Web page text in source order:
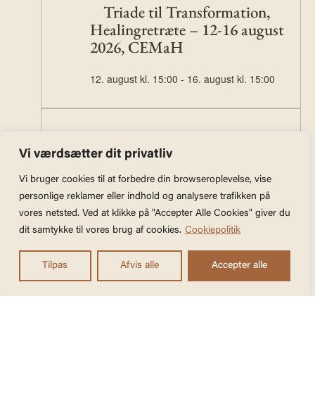
Vi værdsætter dit privatliv
Vi bruger cookies til at forbedre din browseroplevelse, vise
personlige reklamer eller indhold og analysere trafikken på
vores netsted. Ved at klikke på "Accepter Alle Cookies" giver du
dit samtykke til vores brug af cookies. Cookiepolitik
Tilpas Afvis alle Accepter alle
Triade til Transformation,
Healingretræte – 12-16 august
2026, CEMaH
12. august kl. 15:00 - 16. august kl. 15:00
September 2026, CEMaH
16. september kl. 16:00-20. september kl.
15:00
Healingweekend – Voice
liberation 24-27 september
2026, Lykkebo